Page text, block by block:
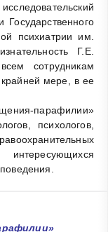
Государственного
психиатрии им.
Г.Е.
сотрудникам
крайней мере, в ее
парафилии»
психологов,